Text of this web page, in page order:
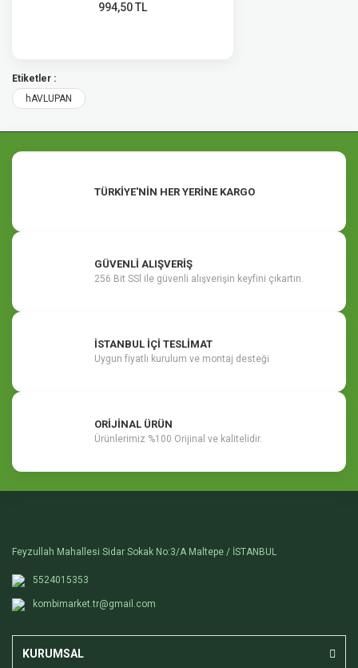
994,50 TL
Etiketler :
hAVLUPAN
TÜRKİYE'NİN HER YERİNE KARGO
GÜVENLİ ALIŞVERİŞ
256 Bit SSl ile güvenli alışverişin keyfini çıkartın.
İSTANBUL İÇİ TESLİMAT
Uygun fiyatlı kurulum ve montaj desteği
ORİJİNAL ÜRÜN
Ürünlerimiz %100 Orijinal ve kalitelidir.
Feyzullah Mahallesi Sidar Sokak No:3/A Maltepe / İSTANBUL
5524015353
kombimarket.tr@gmail.com
KURUMSAL